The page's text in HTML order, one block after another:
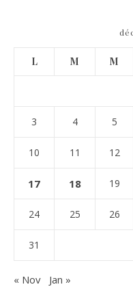
L M M
3 4 5
10 11 12
17 18 19
24 25 26
31
« Nov Jan »